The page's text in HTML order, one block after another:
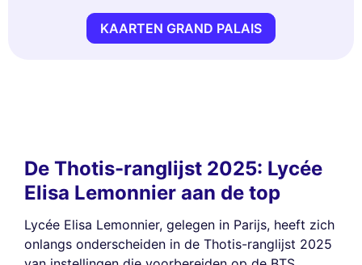
KAARTEN GRAND PALAIS
De Thotis-ranglijst 2025: Lycée
Elisa Lemonnier aan de top
Lycée Elisa Lemonnier, gelegen in Parijs, heeft zich
onlangs onderscheiden in de Thotis-ranglijst 2025